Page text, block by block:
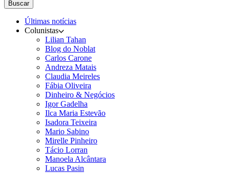
Buscar
Últimas notícias
Colunistas
Lilian Tahan
Blog do Noblat
Carlos Carone
Andreza Matais
Claudia Meireles
Fábia Oliveira
Dinheiro & Negócios
Igor Gadelha
Ilca Maria Estevão
Isadora Teixeira
Mario Sabino
Mirelle Pinheiro
Tácio Lorran
Manoela Alcântara
Lucas Pasin